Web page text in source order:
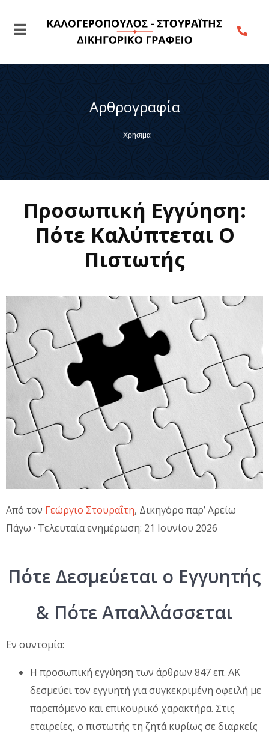
Αρθρογραφία
Χρήσιμα
Προσωπική Εγγύηση:
Πότε Καλύπτεται Ο
Πιστωτής
Από τον Γεώργιο Στουραΐτη, Δικηγόρο παρ’ Αρείω
Πάγω · Τελευταία ενημέρωση: 21 Ιουνίου 2026
Πότε Δεσμεύεται ο Εγγυητής
& Πότε Απαλλάσσεται
Εν συντομία:
Η προσωπική εγγύηση των άρθρων 847 επ. ΑΚ
δεσμεύει τον εγγυητή για συγκεκριμένη οφειλή με
παρεπόμενο και επικουρικό χαρακτήρα. Στις
εταιρείες, ο πιστωτής τη ζητά κυρίως σε διαρκείς